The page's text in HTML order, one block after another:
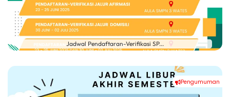
Jadwal Pendaftaran-Verifikasi SP...
Pengumuman